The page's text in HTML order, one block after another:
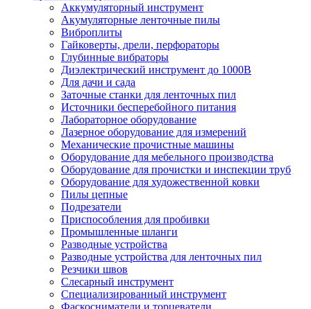
Аккумуляторный инструмент
Акумуляторные ленточные пилы
Виброплиты
Гайковерты, дрели, перфораторы
Глубинные вибраторы
Диэлектрический инструмент до 1000В
Для дачи и сада
Заточные станки для ленточных пил
Источники бесперебойного питания
Лабораторное оборудование
Лазерное оборудование для измерений
Механические прочистные машины
Оборудование для мебельного производства
Оборудование для прочистки и инспекции труб
Оборудование для художественной ковки
Пилы цепные
Подрезатели
Приспособления для пробивки
Промышленные шланги
Разводные устройства
Разводные устройства для ленточных пил
Резчики швов
Слесарный инструмент
Специализированный инструмент
Фаскосниматели и торцеватели